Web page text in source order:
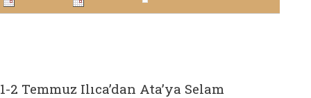
1-2 Temmuz Ilıca’dan Ata’ya Selam